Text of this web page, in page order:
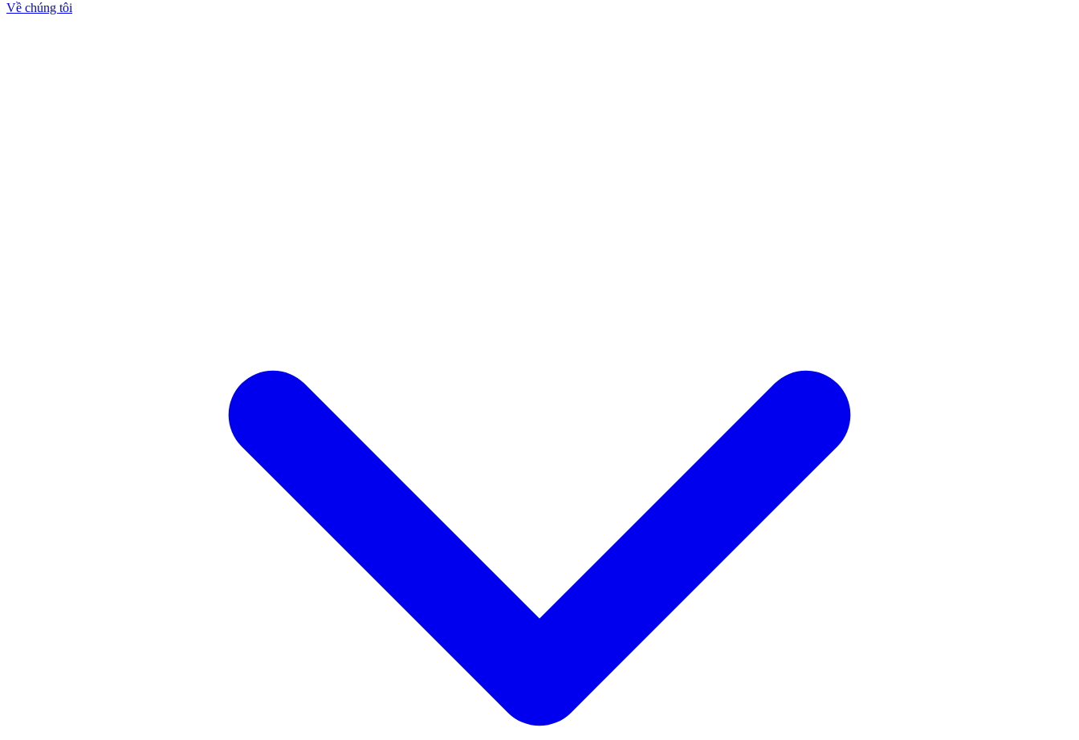
Về chúng tôi